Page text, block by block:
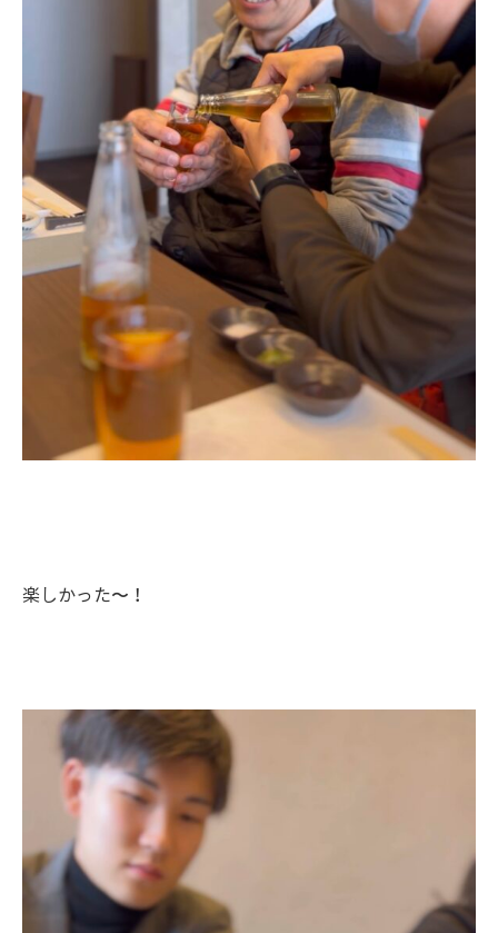
楽しかった〜！